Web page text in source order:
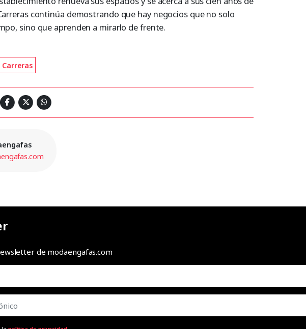
continúa demostrando que hay negocios que no solo
sino que aprenden a mirarlo de frente.
de modaengafas.com